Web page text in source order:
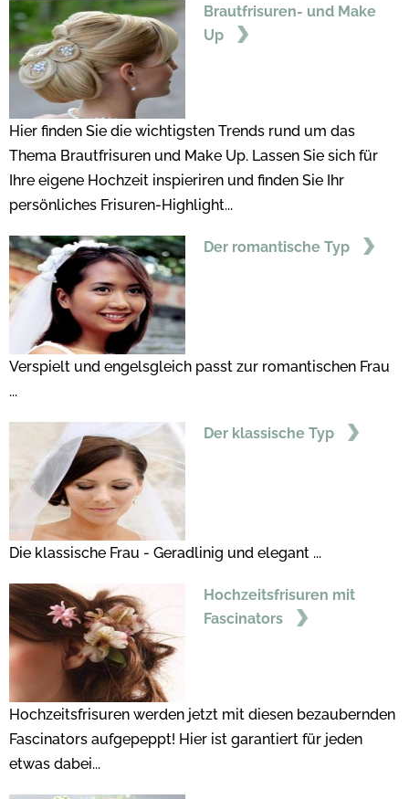
Brautfrisuren- und Make
Up
Hier finden Sie die wichtigsten Trends rund um das
Thema Brautfrisuren und Make Up. Lassen Sie sich für
Ihre eigene Hochzeit inspieriren und finden Sie Ihr
persönliches Frisuren-Highlight...
Der romantische Typ
Verspielt und engelsgleich passt zur romantischen Frau
...
Der klassische Typ
Die klassische Frau - Geradlinig und elegant ...
Hochzeitsfrisuren mit
Fascinators
Hochzeitsfrisuren werden jetzt mit diesen bezaubernden
Fascinators aufgepeppt! Hier ist garantiert für jeden
etwas dabei...